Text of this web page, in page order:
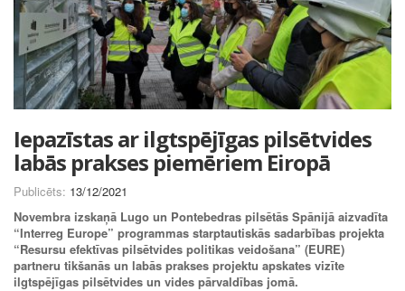
Iepazīstas ar ilgtspējīgas pilsētvides
labās prakses piemēriem Eiropā
Publicēts: 13/12/2021
Novembra izskaņā Lugo un Pontebedras pilsētās Spānijā aizvadīta
“Interreg Europe” programmas starptautiskās sadarbības projekta
“Resursu efektīvas pilsētvides politikas veidošana” (EURE)
partneru tikšanās un labās prakses projektu apskates vizīte
ilgtspējīgas pilsētvides un vides pārvaldības jomā.